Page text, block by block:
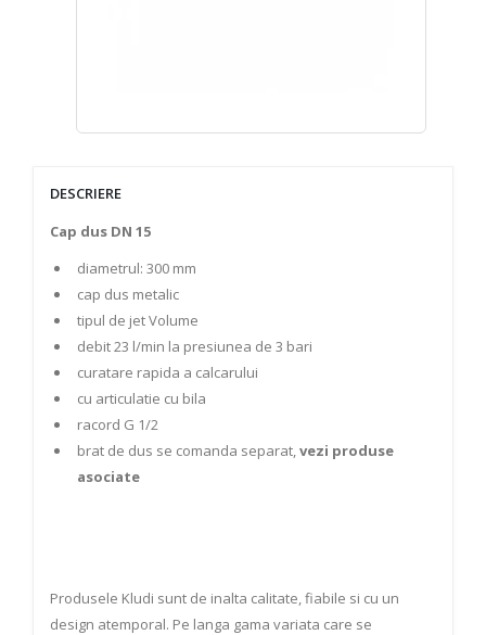
DESCRIERE
Cap dus DN 15
diametrul: 300 mm
cap dus metalic
tipul de jet Volume
debit 23 l/min la presiunea de 3 bari
curatare rapida a calcarului
cu articulatie cu bila
racord G 1/2
brat de dus se comanda separat,vezi produse
asociate
Produsele Kludi sunt de inalta calitate, fiabile si cu un
design atemporal. Pe langa gama variata care se